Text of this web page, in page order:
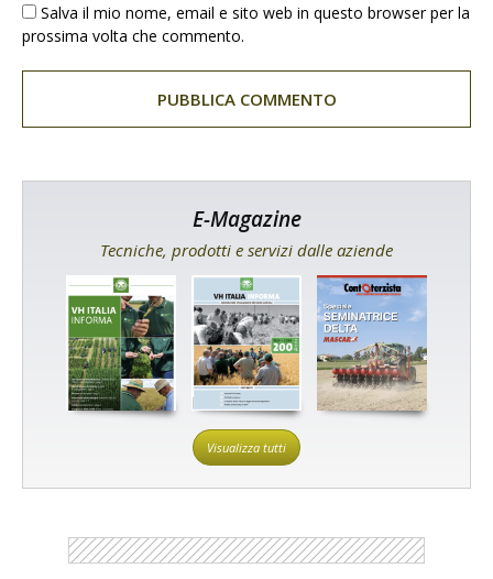
Salva il mio nome, email e sito web in questo browser per la
prossima volta che commento.
E-Magazine
Tecniche, prodotti e servizi dalle aziende
Visualizza tutti